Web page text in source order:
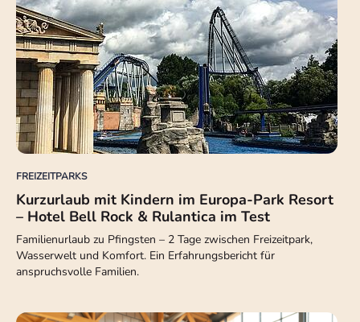
FREIZEITPARKS
Kurzurlaub mit Kindern im Europa-Park Resort
– Hotel Bell Rock & Rulantica im Test
Familienurlaub zu Pfingsten – 2 Tage zwischen Freizeitpark,
Wasserwelt und Komfort. Ein Erfahrungsbericht für
anspruchsvolle Familien.